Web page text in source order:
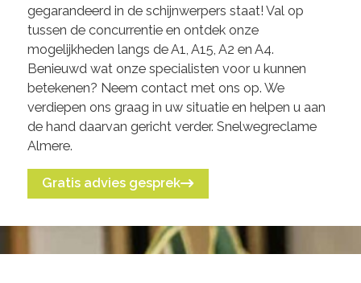
gegarandeerd in de schijnwerpers staat! Val op
tussen de concurrentie en ontdek onze
mogelijkheden langs de A1, A15, A2 en A4.
Benieuwd wat onze specialisten voor u kunnen
betekenen? Neem contact met ons op. We
verdiepen ons graag in uw situatie en helpen u aan
de hand daarvan gericht verder. Snelwegreclame
Almere.
Gratis advies gesprek